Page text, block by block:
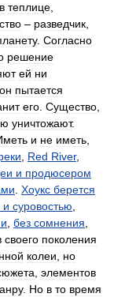
в теплице
– разведчик
. Согласно
решение
ей ни
пытается
его Существо
уничтожают.
и не иметь
Red River,
и продюсером
Хоукс берется
и суровостью
и без сомнения
своего поколения
колеи
но
элементов
. Но в то время